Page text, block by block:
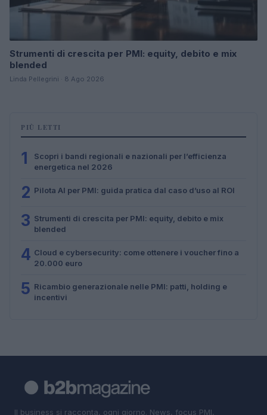
Strumenti di crescita per PMI: equity, debito e mix
blended
Linda Pellegrini · 8 Ago 2026
PIÙ LETTI
1
Scopri i bandi regionali e nazionali per l’efficienza
energetica nel 2026
2 Pilota AI per PMI: guida pratica dal caso d’uso al ROI
3 Strumenti di crescita per PMI: equity, debito e mix
blended
4 Cloud e cybersecurity: come ottenere i voucher fino a
20.000 euro
5 Ricambio generazionale nelle PMI: patti, holding e
incentivi
Il business si racconta, ogni giorno. News, focus PMI,